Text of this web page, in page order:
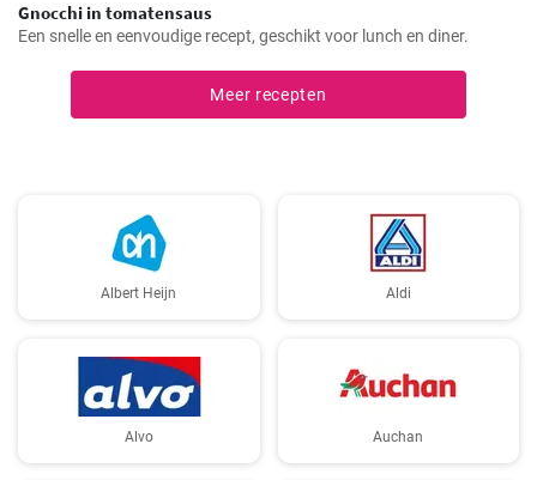
Gnocchi in tomatensaus
Een snelle en eenvoudige recept, geschikt voor lunch en diner.
Meer recepten
Albert Heijn Aldi
Alvo Auchan